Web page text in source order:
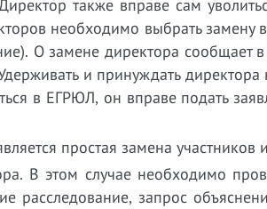
также вправе сам
необходимо выбрать замену
О замене директора сообщает
и принуждать
в ЕГРЮЛ, он вправе подать
простая замена
В этом случае необходимо
расследование, запрос